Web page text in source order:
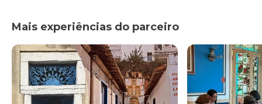
Mais experiências do parceiro